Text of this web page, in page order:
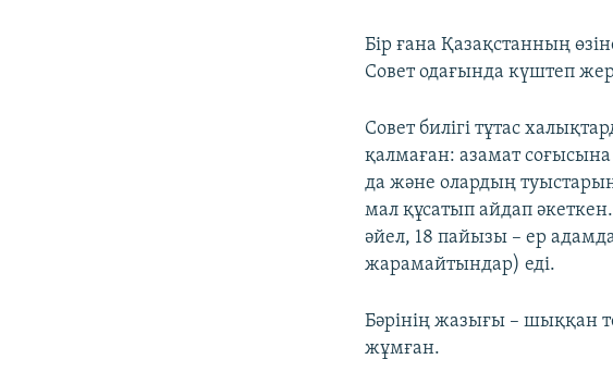
Бір ғана Қазақстанның
Совет одағында күштеп
Совет билігі тұтас
қалмаған: азамат
да және олардың
мал құсатып айдап
әйел, 18 пайызы – ер
жарамайтындар) еді.
Бәрінің жазығы – шыққан
жұмған.